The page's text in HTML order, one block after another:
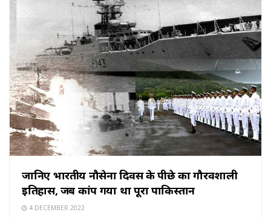
जानिए भारतीय नौसेना दिवस के पीछे का गौरवशाली
इतिहास, जब कांप गया था पूरा पाकिस्तान
4 DECEMBER 2022